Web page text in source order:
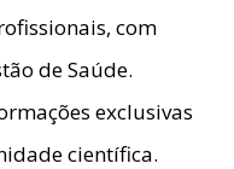
com
de Saúde.
exclusivas
científica.